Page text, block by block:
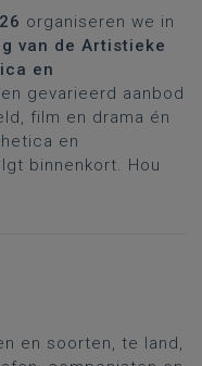
organiseren we in
van de Artistieke
en
gevarieerd aanbod
film en drama én
en
binnenkort. Hou
en soorten, te land,